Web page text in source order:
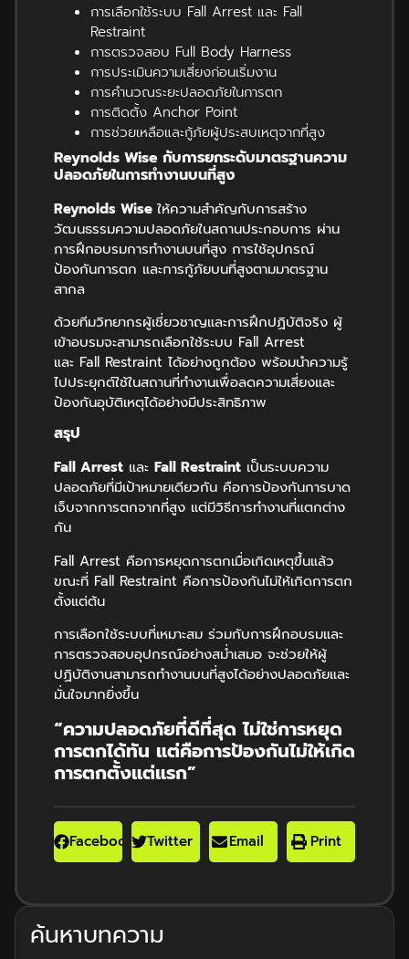
การเลือกใช้ระบบ Fall Arrest และ Fall
Restraint
การตรวจสอบ Full Body Harness
การประเมินความเสี่ยงก่อนเริ่มงาน
การคำนวณระยะปลอดภัยในการตก
การติดตั้ง Anchor Point
การช่วยเหลือและกู้ภัยผู้ประสบเหตุจากที่สูง
Reynolds Wise กับการยกระดับมาตรฐานความ
ปลอดภัยในการทำงานบนที่สูง
Reynolds Wise ให้ความสำคัญกับการสร้าง
วัฒนธรรมความปลอดภัยในสถานประกอบการ ผ่าน
การฝึกอบรมการทำงานบนที่สูง การใช้อุปกรณ์
ป้องกันการตก และการกู้ภัยบนที่สูงตามมาตรฐาน
สากล
ด้วยทีมวิทยากรผู้เชี่ยวชาญและการฝึกปฏิบัติจริง ผู้
เข้าอบรมจะสามารถเลือกใช้ระบบ Fall Arrest
และ Fall Restraint ได้อย่างถูกต้อง พร้อมนำความรู้
ไปประยุกต์ใช้ในสถานที่ทำงานเพื่อลดความเสี่ยงและ
ป้องกันอุบัติเหตุได้อย่างมีประสิทธิภาพ
สรุป
Fall Arrest และ Fall Restraint เป็นระบบความ
ปลอดภัยที่มีเป้าหมายเดียวกัน คือการป้องกันการบาด
เจ็บจากการตกจากที่สูง แต่มีวิธีการทำงานที่แตกต่าง
กัน
Fall Arrest คือการหยุดการตกเมื่อเกิดเหตุขึ้นแล้ว
ขณะที่ Fall Restraint คือการป้องกันไม่ให้เกิดการตก
ตั้งแต่ต้น
การเลือกใช้ระบบที่เหมาะสม ร่วมกับการฝึกอบรมและ
การตรวจสอบอุปกรณ์อย่างสม่ำเสมอ จะช่วยให้ผู้
ปฏิบัติงานสามารถทำงานบนที่สูงได้อย่างปลอดภัยและ
มั่นใจมากยิ่งขึ้น
“ความปลอดภัยที่ดีที่สุด ไม่ใช่การหยุด
การตกได้ทัน แต่คือการป้องกันไม่ให้เกิด
การตกตั้งแต่แรก”
Facebook Twitter Email Print
ค้นหาบทความ